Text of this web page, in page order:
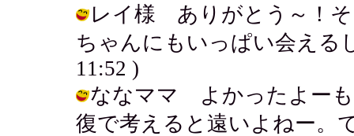
レイ様 ありがとう～！そ
ちゃんにもいっぱい会える
11:52 )
ななママ よかったよーも
復で考えると遠いよねー。